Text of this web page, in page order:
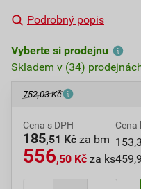
Podrobný popis
Vyberte si prodejnu
Skladem v (34)
752,03 Kč
Cena s DPH
185,51 Kč za bm
556,50 Kč za ks
Cena